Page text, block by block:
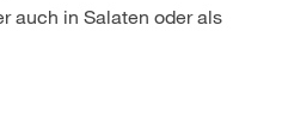
auch in Salaten oder als